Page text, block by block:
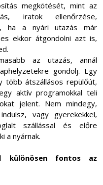
megkötését, mint az
iratok ellenőrzése,
ha a nyári utazás már
ekkor átgondolni azt is,
az utazás, annál
gondolj. Egy
több átszállásos repülőút,
aktív programokkal teli
jelent. Nem mindegy,
vagy gyerekekkel,
szállással és előre
a nyárnak.
különösen fontos az